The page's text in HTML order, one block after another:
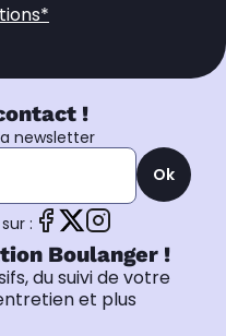
!
newsletter
Ok
:
Boulanger !
du suivi de votre
et plus